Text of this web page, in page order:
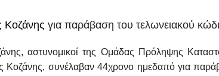
Κοζάνης για παράβαση του τελωνειακού
αστυνομικοί της Ομάδας Πρόληψης
Κοζάνης, συνέλαβαν 44χρονο ημεδαπό για